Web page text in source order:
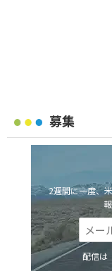
募集
2週間に一度、
配信は